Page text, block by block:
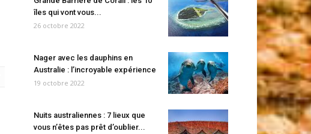
îles qui vont vous...
26 octobre 2022
Nager avec les dauphins en
Australie : l’incroyable expérience
19 octobre 2022
Nuits australiennes : 7 lieux que
vous n’êtes pas prêt d’oublier...